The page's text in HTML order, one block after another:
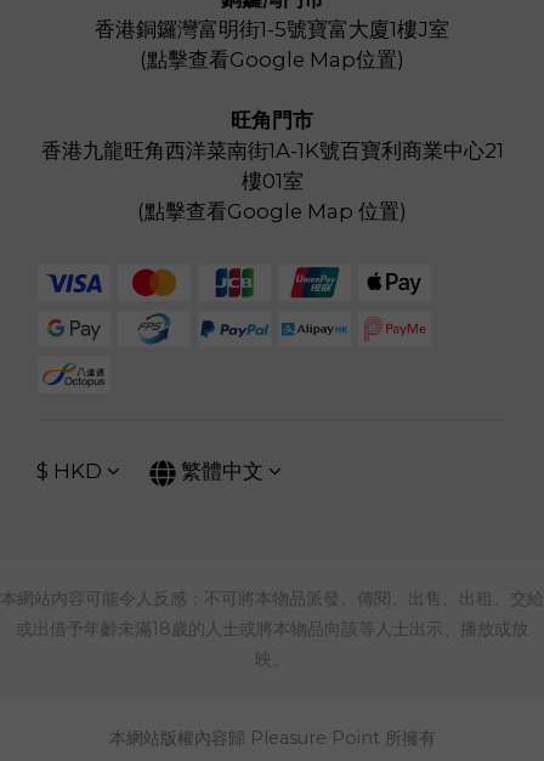
香港銅鑼灣富明街1-5號寶富大廈1樓J室
(點擊查看Google Map位置)
旺角門市
香港九龍旺角西洋菜南街1A-1K號百寶利商業中心21
樓01室
(點擊查看Google Map 位置)
$ HKD 繁體中文
本網站內容可能令人反感；不可將本物品派發、傳閱、出售、出租、交給
或出借予年齡未滿18歲的人士或將本物品向該等人士出示、播放或放
映。
本網站版權內容歸 Pleasure Point 所擁有